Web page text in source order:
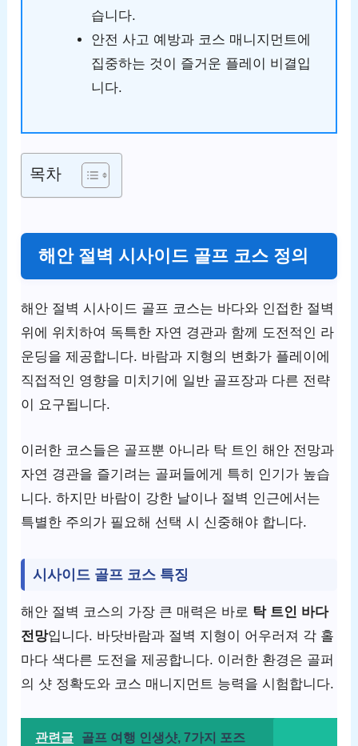
습니다.
안전 사고 예방과 코스 매니지먼트에
집중하는 것이 즐거운 플레이 비결입
니다.
목차
해안 절벽 시사이드 골프 코스 정의
해안 절벽 시사이드 골프 코스는 바다와 인접한 절벽
위에 위치하여 독특한 자연 경관과 함께 도전적인 라
운딩을 제공합니다. 바람과 지형의 변화가 플레이에
직접적인 영향을 미치기에 일반 골프장과 다른 전략
이 요구됩니다.
이러한 코스들은 골프뿐 아니라 탁 트인 해안 전망과
자연 경관을 즐기려는 골퍼들에게 특히 인기가 높습
니다. 하지만 바람이 강한 날이나 절벽 인근에서는
특별한 주의가 필요해 선택 시 신중해야 합니다.
시사이드 골프 코스 특징
해안 절벽 코스의 가장 큰 매력은 바로 탁 트인 바다
전망입니다. 바닷바람과 절벽 지형이 어우러져 각 홀
마다 색다른 도전을 제공합니다. 이러한 환경은 골퍼
의 샷 정확도와 코스 매니지먼트 능력을 시험합니다.
관련글
골프 여행 인생샷, 7가지 포즈